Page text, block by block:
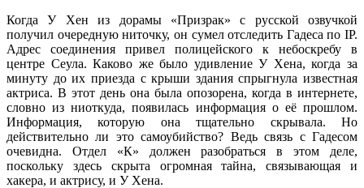
Когда У Хен из дорамы «Призрак» с русской озвучкой
получил очередную ниточку, он сумел отследить Гадеса по IP.
Адрес соединения привел полицейского к небоскребу в
центре Сеула. Каково же было удивление У Хена, когда за
минуту до их приезда с крыши здания спрыгнула известная
актриса. В этот день она была опозорена, когда в интернете,
словно из ниоткуда, появилась информация о её прошлом.
Информация, которую она тщательно скрывала. Но
действительно ли это самоубийство? Ведь связь с Гадесом
очевидна. Отдел «К» должен разобраться в этом деле,
поскольку здесь скрыта огромная тайна, связывающая и
хакера, и актрису, и У Хена.